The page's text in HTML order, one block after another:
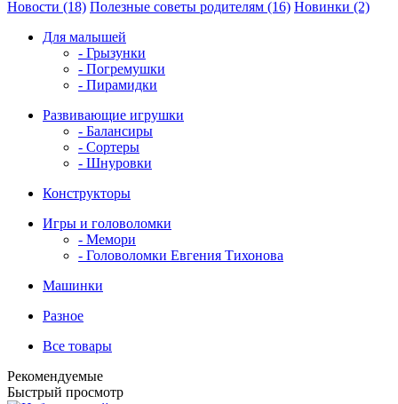
Новости (18) Полезные советы родителям (16) Новинки (2)
Для малышей
- Грызунки
- Погремушки
- Пирамидки
Развивающие игрушки
- Балансиры
- Сортеры
- Шнуровки
Конструкторы
Игры и головоломки
- Мемори
- Головоломки Евгения Тихонова
Машинки
Разное
Все товары
Рекомендуемые
Быстрый просмотр